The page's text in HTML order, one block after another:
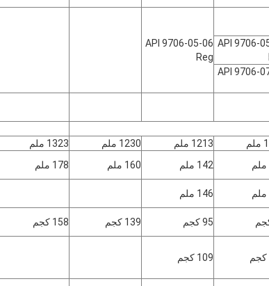
9706-05-06 API
Reg
9706-05-36 API
9706-07-36 API
1213 ملم 1230 ملم
1323 ملم
142 ملم 160 ملم
178 ملم
146 ملم
95 كجم 139 كجم
158 كجم
109 كجم